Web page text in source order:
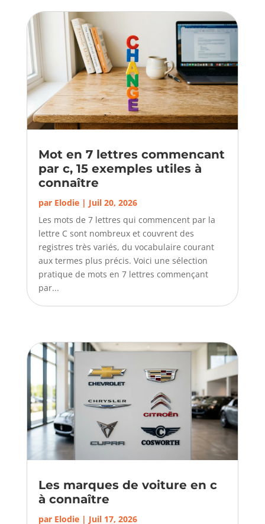
Mot en 7 lettres commencant
par c, 15 exemples utiles à
connaître
par Elodie| Juil 20, 2026
Les mots de 7 lettres qui commencent par la
lettre C sont nombreux et couvrent des
registres très variés, du vocabulaire courant
aux termes plus précis. Voici une sélection
pratique de mots en 7 lettres commençant
par...
Les marques de voiture en c
à connaître
par Elodie| Juil 17, 2026